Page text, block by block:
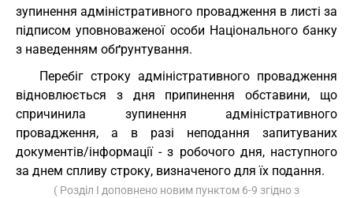
зупинення адміністративного провадження в листі за
підписом уповноваженої особи Національного банку
з наведенням обґрунтування.
Перебіг строку адміністративного провадження
відновлюється з дня припинення обставини, що
спричинила зупинення адміністративного
провадження, а в разі неподання запитуваних
документів/інформації - з робочого дня, наступного
за днем спливу строку, визначеного для їх подання.
( Розділ I доповнено новим пунктом 6-9 згідно з